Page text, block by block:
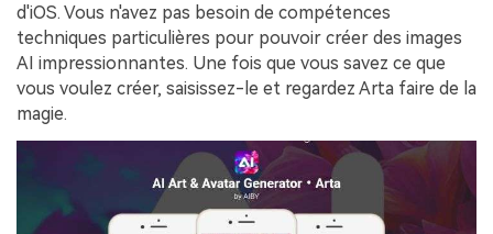
d'iOS. Vous n'avez pas besoin de compétences
techniques particulières pour pouvoir créer des images
AI impressionnantes. Une fois que vous savez ce que
vous voulez créer, saisissez-le et regardez Arta faire de la
magie.